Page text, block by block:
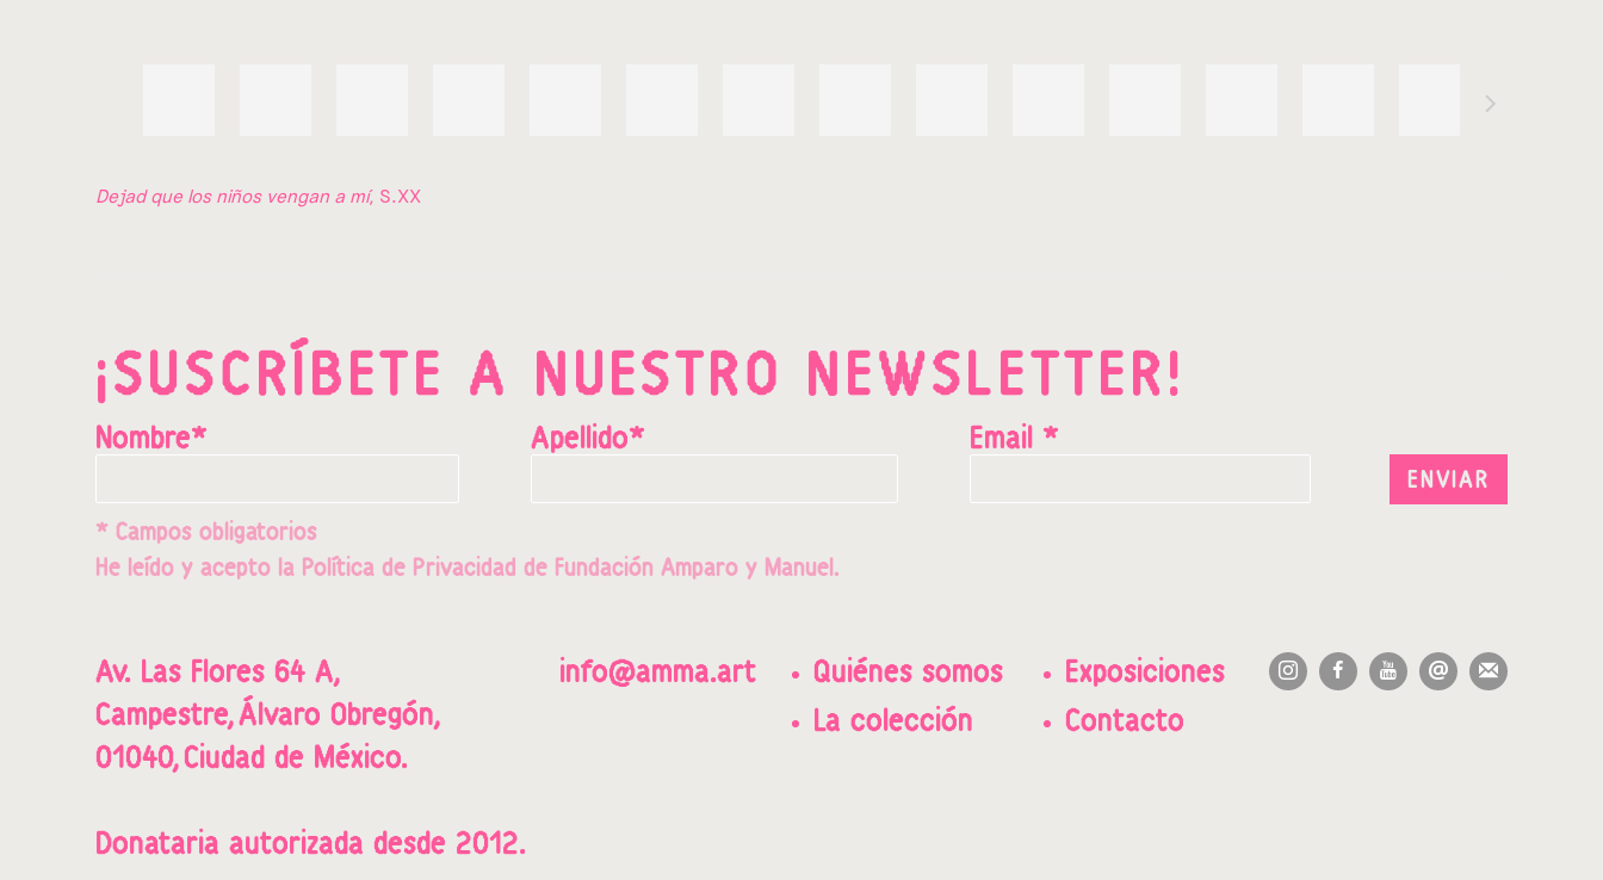
Dejad que los niños vengan a mí, S.XX
¡SUSCRÍBETE A NUESTRO NEWSLETTER!
Nombre* Apellido* Email *
ENVIAR
* Campos obligatorios
He leído y acepto la Política de Privacidad de Fundación Amparo y Manuel.
Av. Las Flores 64 A,
Campestre,Álvaro Obregón,
01040, Ciudad de México.
Donataria autorizada desde 2012.
info@amma.art
Quiénes somos
La colección
Exposiciones
Contacto